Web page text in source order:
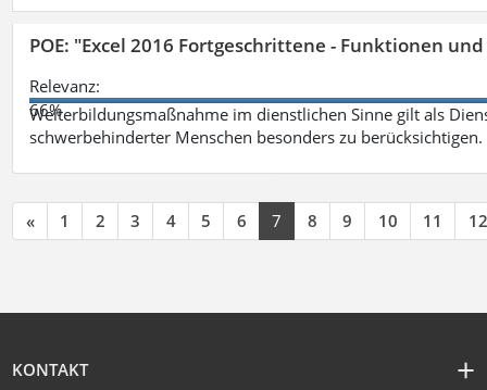
POE: "Excel 2016 Fortgeschrittene - Funktionen
Relevanz:
66%
Weiterbildungsmaßnahme im dienstlichen Sinne gilt als
schwerbehinderter Menschen besonders zu berücksichtigen.
« 1 2 3 4 5 6 7 8 9 10 11 12
KONTAKT